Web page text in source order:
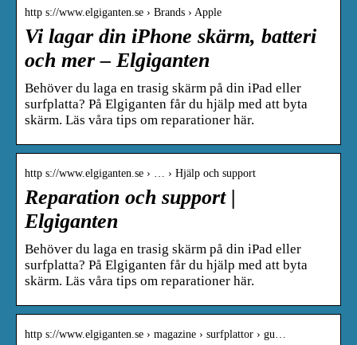
http s://www.elgiganten.se › Brands › Apple
Vi lagar din iPhone skärm, batteri
och mer – Elgiganten
Behöver du laga en trasig skärm på din iPad eller
surfplatta? På Elgiganten får du hjälp med att byta
skärm. Läs våra tips om reparationer här.
http s://www.elgiganten.se › … › Hjälp och support
Reparation och support |
Elgiganten
Behöver du laga en trasig skärm på din iPad eller
surfplatta? På Elgiganten får du hjälp med att byta
skärm. Läs våra tips om reparationer här.
http s://www.elgiganten.se › magazine › surfplattor › gu…